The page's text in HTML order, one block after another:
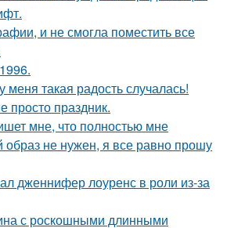
и не смогла поместить все
такая радость случалась!
просто праздник.
мне, что полностью мне
образ не нужен, я все равно прошу
дженнифер лоуренс в роли из-за
с роскошными длинными